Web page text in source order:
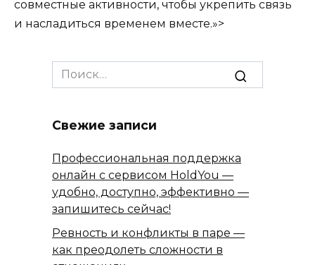
совместные активности, чтобы укрепить связь
и насладиться временем вместе.»>
Search
for:
Свежие записи
Профессиональная поддержка
онлайн с сервисом HoldYou —
удобно, доступно, эффективно —
запишитесь сейчас!
Ревность и конфликты в паре —
как преодолеть сложности в